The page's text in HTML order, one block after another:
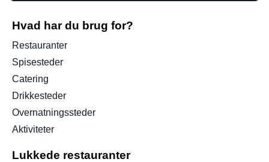
Hvad har du brug for?
Restauranter
Spisesteder
Catering
Drikkesteder
Overnatningssteder
Aktiviteter
Lukkede restauranter